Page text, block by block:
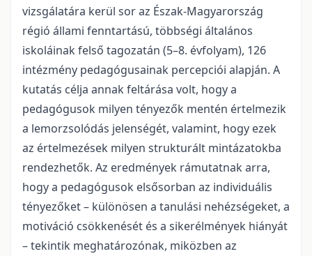
vizsgálatára kerül sor az Észak-Magyarország
régió állami fenntartású, többségi általános
iskoláinak felső tagozatán (5–8. évfolyam), 126
intézmény pedagógusainak percepciói alapján. A
kutatás célja annak feltárása volt, hogy a
pedagógusok milyen tényezők mentén értelmezik
a lemorzsolódás jelenségét, valamint, hogy ezek
az értelmezések milyen strukturált mintázatokba
rendezhetők. Az eredmények rámutatnak arra,
hogy a pedagógusok elsősorban az individuális
tényezőket – különösen a tanulási nehézségeket, a
motiváció csökkenését és a sikerélmények hiányát
– tekintik meghatározónak, miközben az